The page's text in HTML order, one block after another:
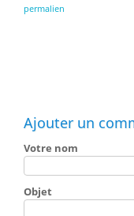
permalien
Ajouter un
Votre nom
Objet